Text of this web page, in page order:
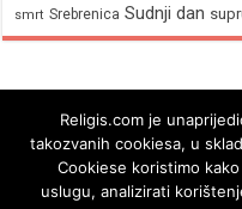
smrt Srebrenica Sudnji dan
Religis.com je
takozvanih cookiesa, u
Cookiese koristimo
uslugu, analizirati